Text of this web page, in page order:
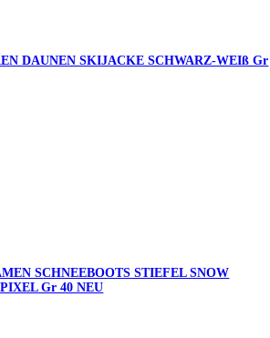
DAUNEN SKIJACKE SCHWARZ-WEIß Gr
SCHNEEBOOTS STIEFEL SNOW
Gr 40 NEU